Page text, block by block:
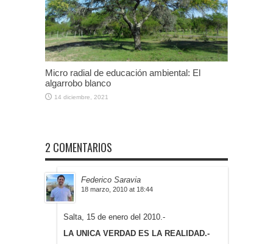
Micro radial de educación ambiental: El
algarrobo blanco
14 diciembre, 2021
2 COMENTARIOS
Federico Saravia
18 marzo, 2010 at 18:44
Salta, 15 de enero del 2010.-
LA UNICA VERDAD ES LA REALIDAD.-